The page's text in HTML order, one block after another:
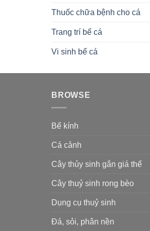
Thuốc chữa bệnh cho cá
Trang trí bể cá
Vi sinh bể cá
BROWSE
Bể kính
Cá cảnh
Cây thủy sinh gắn giá thể
Cây thuỷ sinh rong bèo
Dụng cụ thuỷ sinh
Đá, sỏi, phân nền